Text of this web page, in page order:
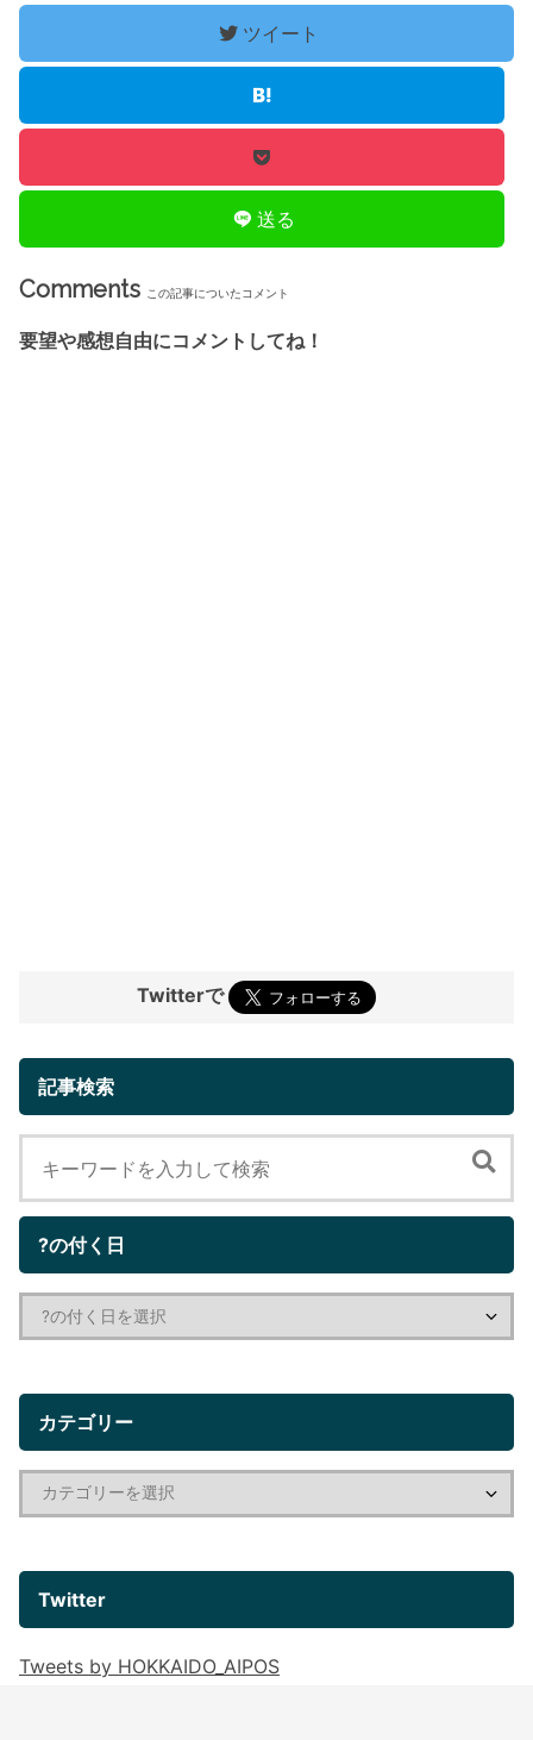
ツイート
送る
Comments この記事についたコメント
要望や感想自由にコメントしてね！
Twitterで
記事検索
?の付く日
カテゴリー
Twitter
Tweets by HOKKAIDO_AIPOS